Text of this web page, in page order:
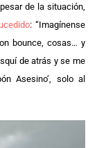
de la situación,
: “Imagínense
bounce, cosas… y
de atrás y se me
Asesino’, solo al